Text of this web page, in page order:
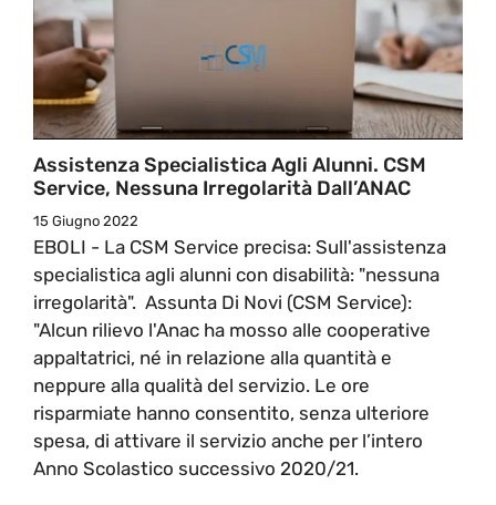
Assistenza Specialistica Agli Alunni. CSM
Service, Nessuna Irregolarità Dall’ANAC
15 Giugno 2022
EBOLI - La CSM Service precisa: Sull'assistenza
specialistica agli alunni con disabilità: "nessuna
irregolarità". Assunta Di Novi (CSM Service):
"Alcun rilievo l'Anac ha mosso alle cooperative
appaltatrici, né in relazione alla quantità e
neppure alla qualità del servizio. Le ore
risparmiate hanno consentito, senza ulteriore
spesa, di attivare il servizio anche per l’intero
Anno Scolastico successivo 2020/21.